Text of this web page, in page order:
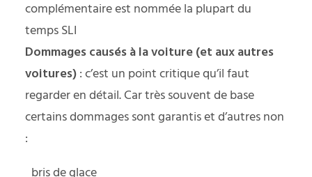
complémentaire est nommée la plupart du
temps SLI
Dommages causés à la voiture (et aux autres
voitures): c’est un point critique qu’il faut
regarder en détail. Car très souvent de base
certains dommages sont garantis et d’autres non
: